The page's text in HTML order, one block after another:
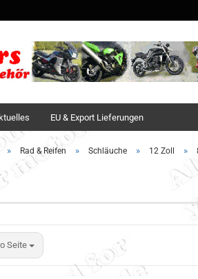
Sprache
EU & Export Lieferungen
» Rad & Reifen » Schläuche » 12 Zoll »
Seite